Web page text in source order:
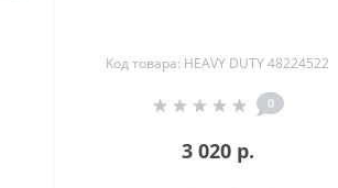
Код товара: HEAVY DUTY 48224522
0
3 020 р.